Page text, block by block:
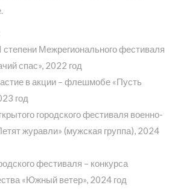
Межрегионального фестиваля
спас», 2022 год
в акции – флешмобе «Пусть
год
городского фестиваля военно-
журавли» (мужская группа), 2024
фестиваля – конкурса
«Южный ветер», 2024 год